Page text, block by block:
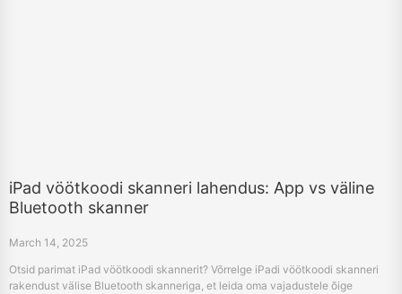
iPad vöötkoodi skanneri lahendus: App vs väline
Bluetooth skanner
March 14, 2025
Otsid parimat iPad vöötkoodi skannerit? Võrrelge iPadi vöötkoodi skanneri
rakendust välise Bluetooth skanneriga, et leida oma vajadustele õige